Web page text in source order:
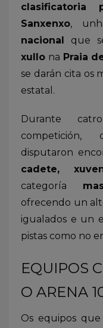
Sanxenxo,
nacional que
xullo na Praia
se darán cita os
estatal.
Durante
competición,
disputaron
cadete,
categoría
ofrecendo un
igualados e un
pistas como no
EQUIPOS
O ARENA
Os equipos que